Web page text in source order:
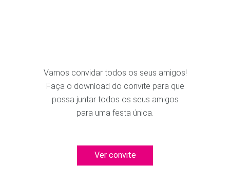
Vamos convidar todos os seus amigos!
Faça o download do convite para que
possa juntar todos os seus amigos
para uma festa única.
Ver convite